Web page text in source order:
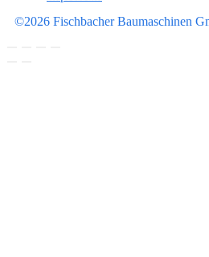
©2026 Fischbacher Baumaschinen